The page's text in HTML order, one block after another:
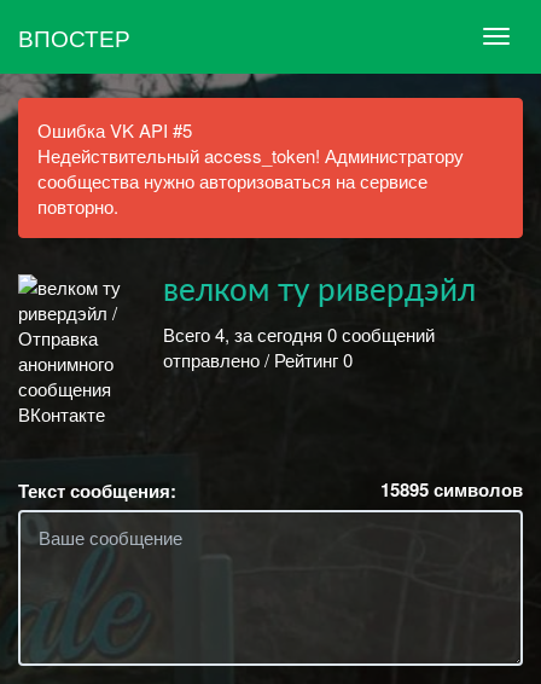
ВПОСТЕР
Ошибка VK API #5
Недействительный access_token! Администратору
сообщества нужно авторизоваться на сервисе
повторно.
велком ту ривердэйл
Всего 4, за сегодня 0 сообщений
отправлено / Рейтинг 0
Текст сообщения: 15895символов